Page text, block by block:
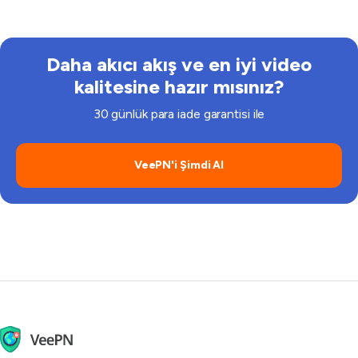
Daha akıcı akış ve en iyi video
kalitesine hazır mısınız?
30 günlük para iade garantisi ile
VeePN'i Şimdi Al